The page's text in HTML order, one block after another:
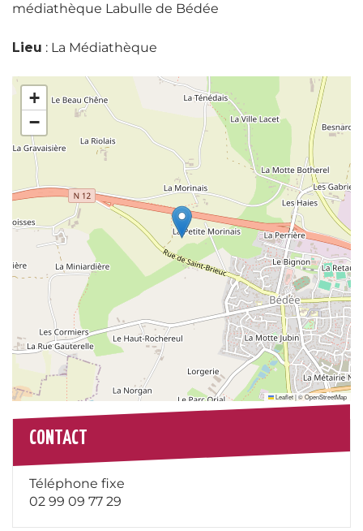
médiathèque Labulle de Bédée
Lieu : La Médiathèque
+
−
Leaflet|©OpenStreetMap
CONTACT
Téléphone fixe
02 99 09 77 29